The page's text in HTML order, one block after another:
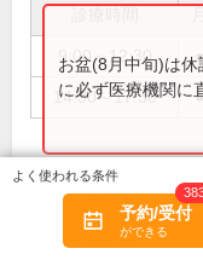
9:00～12:30 ●
14:30～17:30 ●
お盆(8月中旬)は
に必ず医療機関に
備考:
土曜AM
予約制 臨時休
休診日: 日、祝
予約/受付